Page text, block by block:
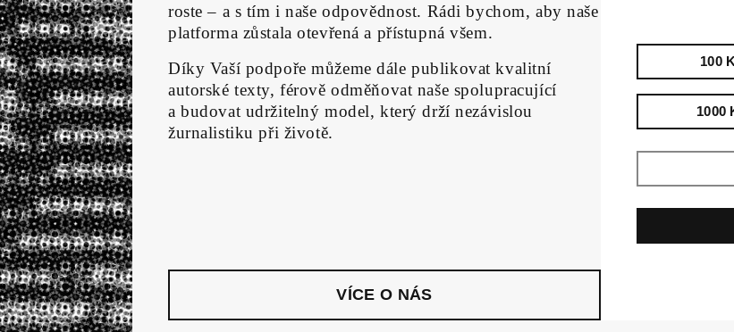
roste – a s tím i naše odpovědnost. Rádi bychom, aby naše
platforma zůstala otevřená a přístupná všem.
Díky Vaší podpoře můžeme dále publikovat kvalitní
autorské texty, férově odměňovat naše spolupracující
a budovat udržitelný model, který drží nezávislou
žurnalistiku při životě.
VÍCE O NÁS
100
1000